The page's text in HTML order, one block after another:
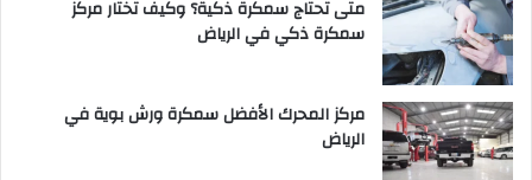
متى تحتاج سمكرة ذكية؟ وكيف تختار مركز
سمكرة ذكي في الرياض
مركز المحرك الأفضل سمكرة ورش بوية في
الرياض